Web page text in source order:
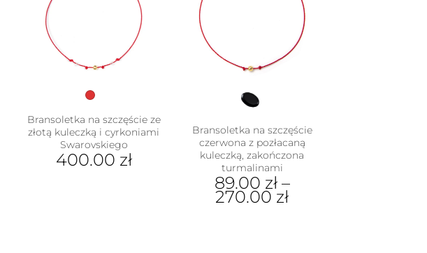
stronie
produktu
Bransoletka na szczęście ze
złotą kuleczką i cyrkoniami
Swarovskiego
400.00 zł
Bransoletka na szczęście
czerwona z pozłacaną
kuleczką, zakończona
turmalinami
89.00 zł–
270.00 zł